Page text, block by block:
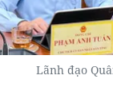
Lãnh đạo